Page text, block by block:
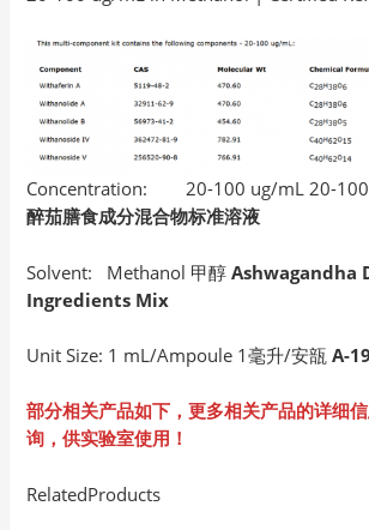
Concentration: 20-100 ug/mL 20-
醉茄膳食成分混合物标准溶液
Solvent: Methanol 甲醇Ashwagandha
Ingredients Mix
Unit Size: 1 mL/Ampoule 1毫升/安瓿A-
部分相关产品如下，更多相关产品的详细
询，供实验室使用！
RelatedProducts